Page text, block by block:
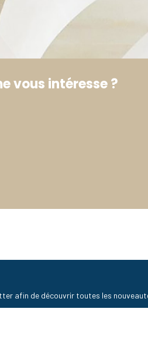
vous intéresse ?
afin de découvrir toutes les